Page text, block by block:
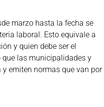
marzo hasta la fecha se
laboral. Esto equivale a
y quien debe ser el
las municipalidades y
emiten normas que van por